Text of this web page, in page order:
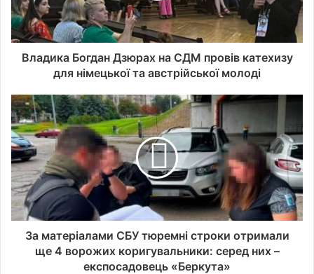
Владика Богдан Дзюрах на СДМ провів катехизу
для німецької та австрійської молоді
За матеріалами СБУ тюремні строки отримали
ще 4 ворожих коригувальники: серед них –
експосадовець «Беркута»